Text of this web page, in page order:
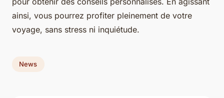
ainsi, vous pourrez profiter pleinement de votre
voyage, sans stress ni inquiétude.
News